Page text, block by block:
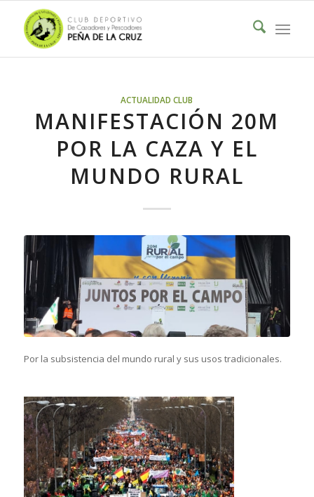
ACTUALIDAD CLUB
MANIFESTACIÓN 20M
POR LA CAZA Y EL
MUNDO RURAL
Por la subsistencia del mundo rural y sus usos tradicionales.